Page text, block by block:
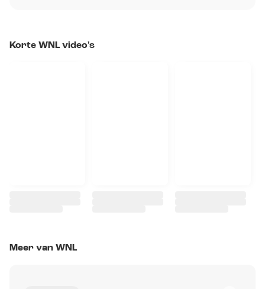
Korte WNL video's
Meer van WNL